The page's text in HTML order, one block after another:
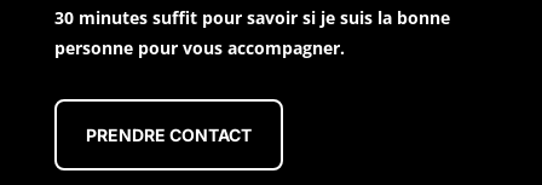
30 minutes suffit pour savoir si je suis la bonne
personne pour vous accompagner.
PRENDRE CONTACT